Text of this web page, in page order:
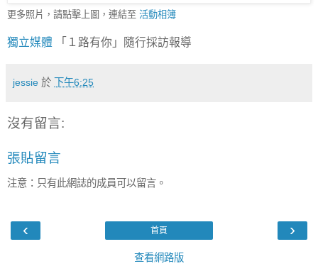
更多照片，請點擊上圖，連結至 活動相簿
獨立媒體 「１路有你」隨行採訪報導
jessie 於 下午6:25
沒有留言:
張貼留言
注意：只有此網誌的成員可以留言。
‹ ›
首頁
查看網路版